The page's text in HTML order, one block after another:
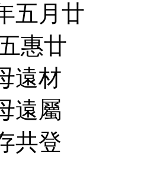
五月廿
惠廿
遠材
遠屬
共登